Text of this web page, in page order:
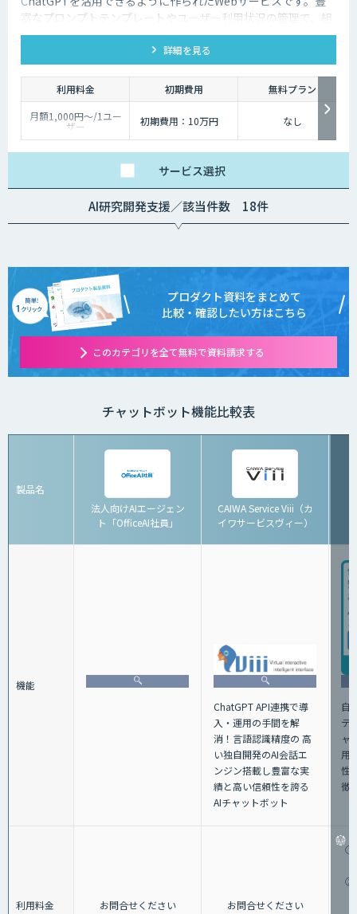
富なプロンプトテンプレートやユーザー利用状況の管理で、組
織での生成AI活用を促進します。
詳細を見る
利用料金 初期費用
無料プラン
月額1,000円〜/1ユー
ザー
※利用ユーザー数をも
初期費用：10万円 なし
サービス選択
AI研究開発支援／該当件数 18件
プロダクト資料をまとめて
比較・確認したい方はこちら
このカテゴリを全て無料で資料請求する
チャットボット機能比較表
製品名
法人向けAIエージェン
ト「OfficeAI社員」
CAIWA Service Viii（カ
イワサービスヴィー）
機能
ChatGPT API連携で導
⼊・運⽤の⼿間を解
消！⾔語認識精度の ⾼
い独⾃開発のAI会話エ
ンジン搭載し豊富な実
績と⾼い信頼性を誇る
AIチャットボット
自
テ
ャ
用
性
徴
利用料金 お問合せください お問合せください
①
②